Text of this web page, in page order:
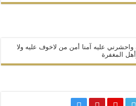
واحشرني عليه آمنا أمن من لاخوف عليه ولا
المغفرة